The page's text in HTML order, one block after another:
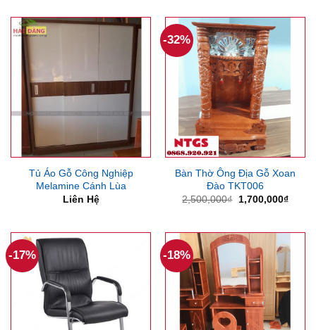
10,345,860₫.
Tủ Áo Gỗ Công Nghiệp
Melamine Cánh Lùa
Liên Hệ
-32%
Bàn Thờ Ông Địa Gỗ Xoan
Đào TKT006
2,500,000₫
Giá
1,700,000₫Giá
-17% -18%